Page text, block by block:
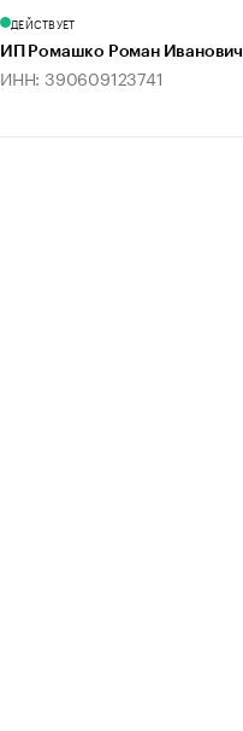
ДЕЙСТВУЕТ
ИП Ромашко Роман Иванович
ИНН: 390609123741